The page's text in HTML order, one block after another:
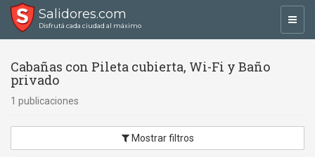
Salidores.com
Disfrutá cada ciudad al máximo
Cabañas con Pileta cubierta, Wi-Fi y Baño
privado
1 publicaciones
Mostrar filtros